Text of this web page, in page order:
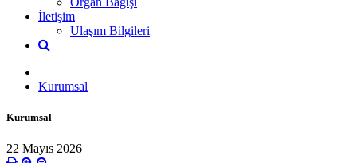
İletişim
Ulaşım Bilgileri
Kurumsal
Kurumsal
22 Mayıs 2026